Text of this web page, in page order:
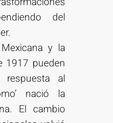
del
y la
1917 pueden
al
nació la
El cambio